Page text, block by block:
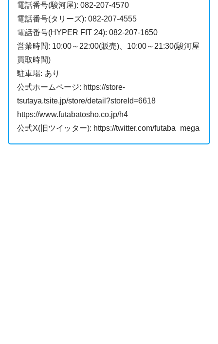
電話番号(駿河屋): 082-207-4570
電話番号(タリーズ): 082-207-4555
電話番号(HYPER FIT 24): 082-207-1650
営業時間: 10:00～22:00(販売)、10:00～21:30(駿河屋
買取時間)
駐車場: あり
公式ホームページ: https://store-
tsutaya.tsite.jp/store/detail?storeId=6618
https://www.futabatosho.co.jp/h4
公式X(旧ツイッター): https://twitter.com/futaba_mega